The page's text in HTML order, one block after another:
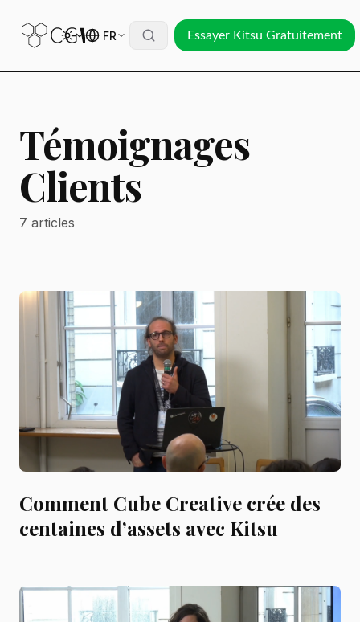
FR Essayer Kitsu Gratuitement
Témoignages
Clients
7 articles
Comment Cube Creative crée des
centaines d’assets avec Kitsu